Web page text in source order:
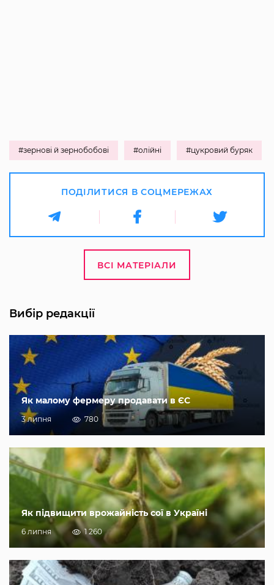
#зернові й зернобобові #олійні #цукровий буряк
ПОДІЛИТИСЯ В СОЦМЕРЕЖАХ
ВСІ МАТЕРІАЛИ
Вибір редакції
Як малому фермеру продавати в ЄС
3 липня 780
Як підвищити врожайність сої в Україні
6 липня 1 260